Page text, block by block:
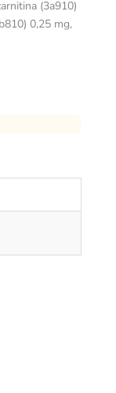
(3a910)
0,25 mg,